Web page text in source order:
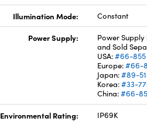
Illumination Mode: Constant
Power Supply:
Power Supply
and Sold
USA:#66-855
Europe:#66-
Japan:#89-
Korea:#33-
China:#66-
Environmental Rating: IP69K